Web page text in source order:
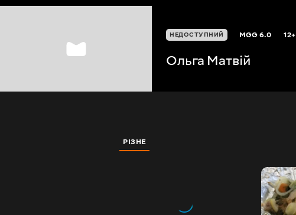
НЕДОСТУПНИЙ MGG6.0 12+
Ольга Матвій
РІЗНЕ